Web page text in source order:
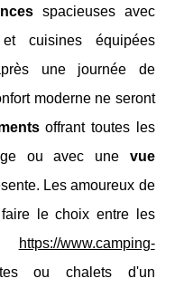
spacieuses avec
cuisines équipées
une journée de
moderne ne seront
offrant toutes les
ou avec une vue
Les amoureux de
le choix entre les
https://www.camping-
ou chalets d'un